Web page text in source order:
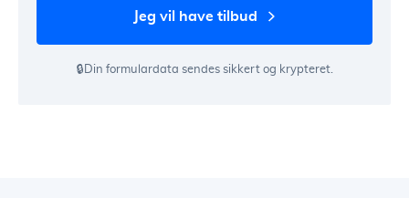
jeg vil have tilbud
🔒Din formulardata sendes sikkert og krypteret.